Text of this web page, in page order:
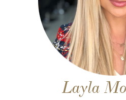
Layla